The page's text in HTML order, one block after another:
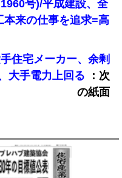
号)/平成建設、全
本来の仕事を追求=高
住宅メーカー、余剰
大手電力上回る
：次
の紙面